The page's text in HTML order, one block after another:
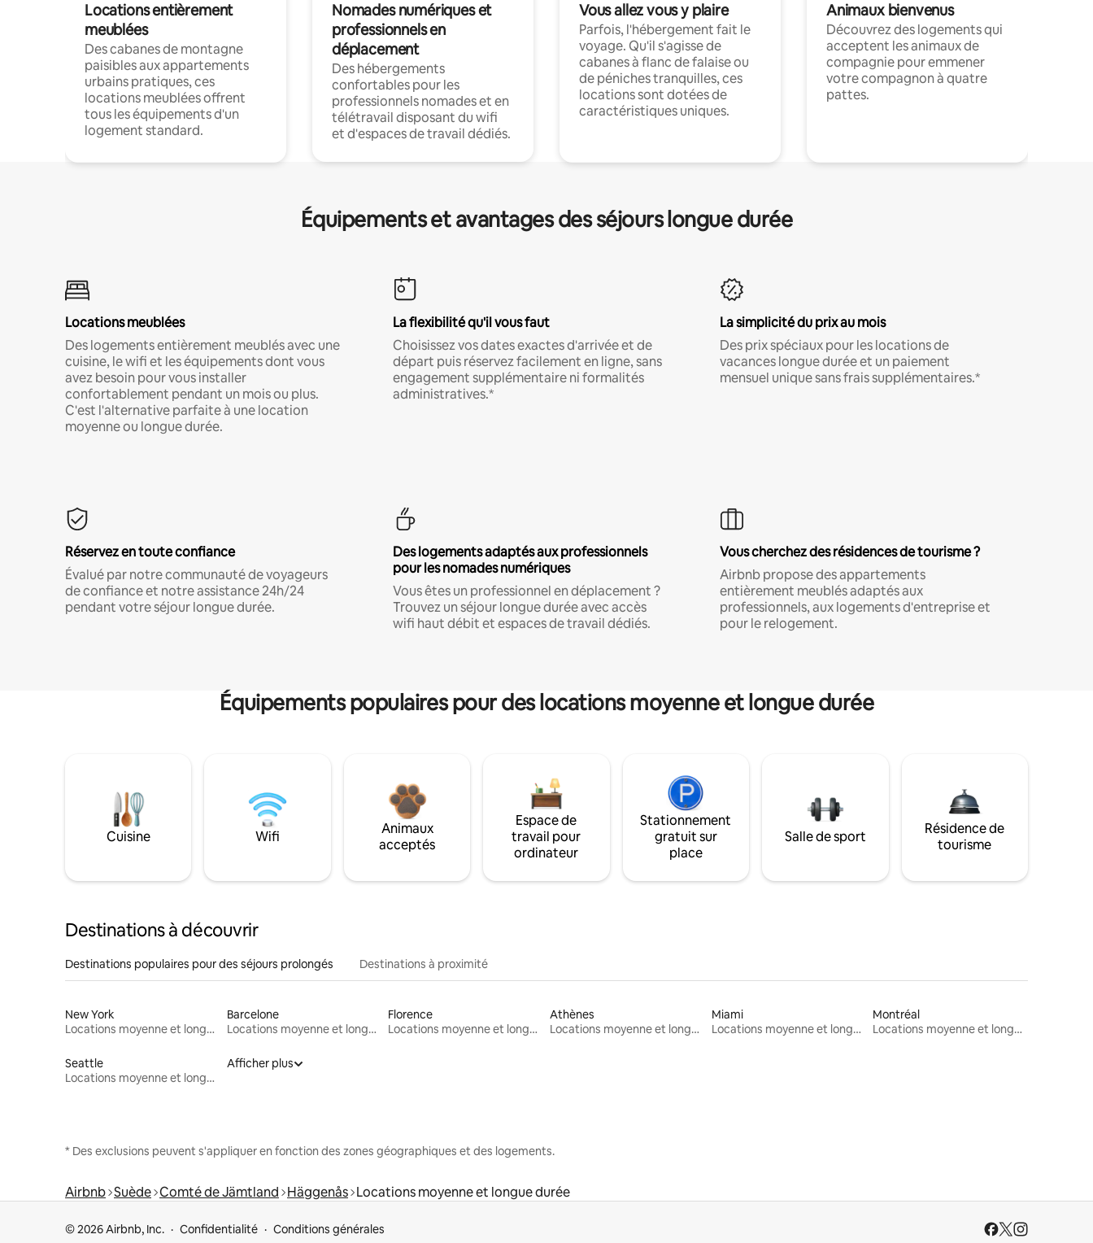
Locations entièrement
meublées
Des cabanes de montagne
paisibles aux appartements
urbains pratiques, ces
locations meublées offrent
tous les équipements d'un
logement standard.
Nomades numériques et
professionnels en
déplacement
Des hébergements
confortables pour les
professionnels nomades et en
télétravail disposant du wifi
et d'espaces de travail dédiés.
Vous allez vous y plaire
Parfois, l'hébergement fait le
voyage. Qu'il s'agisse de
cabanes à flanc de falaise ou
de péniches tranquilles, ces
locations sont dotées de
caractéristiques uniques.
Animaux bienvenus
Découvrez des logements qui
acceptent les animaux de
compagnie pour emmener
votre compagnon à quatre
pattes.
Équipements et avantages des séjours longue durée
Locations meublées
Des logements entièrement meublés avec une
cuisine, le wifi et les équipements dont vous
avez besoin pour vous installer
confortablement pendant un mois ou plus.
C'est l'alternative parfaite à une location
moyenne ou longue durée.
La flexibilité qu'il vous faut
Choisissez vos dates exactes d'arrivée et de
départ puis réservez facilement en ligne, sans
engagement supplémentaire ni formalités
administratives.*
La simplicité du prix au mois
Des prix spéciaux pour les locations de
vacances longue durée et un paiement
mensuel unique sans frais supplémentaires.*
Réservez en toute confiance
Évalué par notre communauté de voyageurs
de confiance et notre assistance 24h/24
pendant votre séjour longue durée.
Des logements adaptés aux professionnels
pour les nomades numériques
Vous êtes un professionnel en déplacement ?
Trouvez un séjour longue durée avec accès
wifi haut débit et espaces de travail dédiés.
Vous cherchez des résidences de tourisme ?
Airbnb propose des appartements
entièrement meublés adaptés aux
professionnels, aux logements d'entreprise et
pour le relogement.
Équipements populaires pour des locations moyenne et longue durée
Cuisine Wifi
Animaux
acceptés
Espace de
travail pour
ordinateur
Stationnement
gratuit sur
place
Salle de sport
Résidence de
tourisme
Destinations à découvrir
Destinations populaires pour des séjours prolongés Destinations à proximité
New York
Locations moyenne et longue durée
Barcelone
Locations moyenne et longue durée
Florence
Locations moyenne et longue durée
Athènes
Locations moyenne et longue durée
Miami
Locations moyenne et longue durée
Montréal
Locations moyenne et longue durée
Seattle
Locations moyenne et longue durée
Afficher plus
* Des exclusions peuvent s'appliquer en fonction des zones géographiques et des logements.
Airbnb Suède Comté de Jämtland Häggenås Locations moyenne et longue durée
© 2026 Airbnb, Inc. Confidentialité Conditions générales